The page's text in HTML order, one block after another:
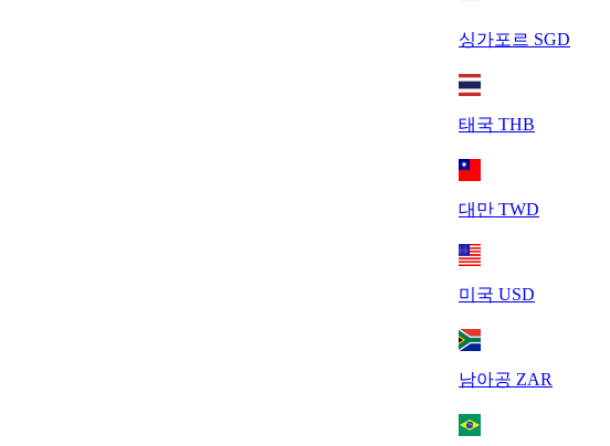
싱가포르 SGD
태국 THB
대만 TWD
미국 USD
남아공 ZAR